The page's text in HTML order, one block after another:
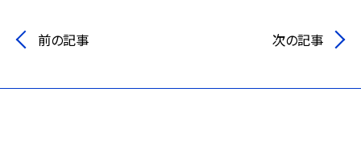
前の記事 次の記事